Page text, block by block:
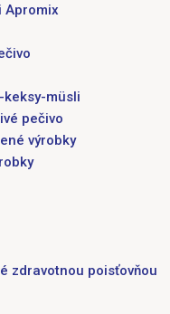
Apromix
müsli
pečivo
výrobky
zdravotnou poisťovňou